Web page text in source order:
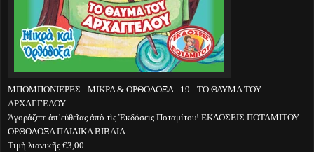
ΜΠΟΜΠΟΝΙΕΡΕΣ - ΜΙΚΡΑ & ΟΡΘΟΔΟΞΑ - 19 - ΤΟ ΘΑΥΜΑ ΤΟΥ
ΑΡΧΑΓΓΕΛΟΥ
Ἀγοράζετε ἀπ᾽εὐθεῖας ἀπὸ τὶς Ἐκδόσεις Ποταμίτου! ΕΚΔΟΣΕΙΣ ΠΟΤΑΜΙΤΟΥ-
ΟΡΘΟΔΟΞΑ ΠΑΙΔΙΚΑ ΒΙΒΛΙΑ
Τιμὴ λιανικῆς €3,00